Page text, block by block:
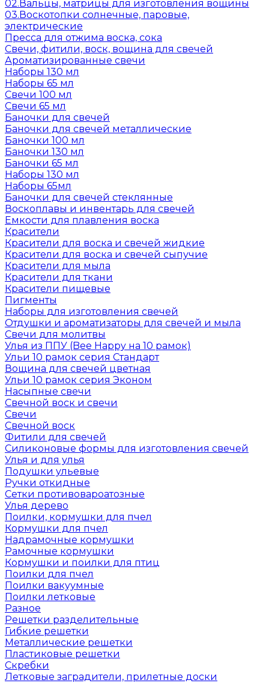
02.Вальцы, матрицы для изготовления вощины
03.Воскотопки солнечные, паровые,
электрические
Пресса для отжима воска, сока
Свечи, фитили, воск, вощина для свечей
Ароматизированные свечи
Наборы 130 мл
Наборы 65 мл
Свечи 100 мл
Свечи 65 мл
Баночки для свечей
Баночки для свечей металлические
Баночки 100 мл
Баночки 130 мл
Баночки 65 мл
Наборы 130 мл
Наборы 65мл
Баночки для свечей стеклянные
Воскоплавы и инвентарь для свечей
Емкости для плавления воска
Красители
Красители для воска и свечей жидкие
Красители для воска и свечей сыпучие
Красители для мыла
Красители для ткани
Красители пищевые
Пигменты
Наборы для изготовления свечей
Отдушки и ароматизаторы для свечей и мыла
Свечи для молитвы
Улья из ППУ (Bee Happy на 10 рамок)
Ульи 10 рамок серия Стандарт
Вощина для свечей цветная
Ульи 10 рамок серия Эконом
Насыпные свечи
Свечной воск и свечи
Свечи
Свечной воск
Фитили для свечей
Силиконовые формы для изготовления свечей
Улья и для улья
Подушки ульевые
Ручки откидные
Сетки противовароатозные
Улья дерево
Поилки, кормушки для пчел
Кормушки для пчел
Надрамочные кормушки
Рамочные кормушки
Кормушки и поилки для птиц
Поилки для пчел
Поилки вакуумные
Поилки летковые
Разное
Решетки разделительные
Гибкие решетки
Металлические решетки
Пластиковые решетки
Скребки
Летковые заградители, прилетные доски